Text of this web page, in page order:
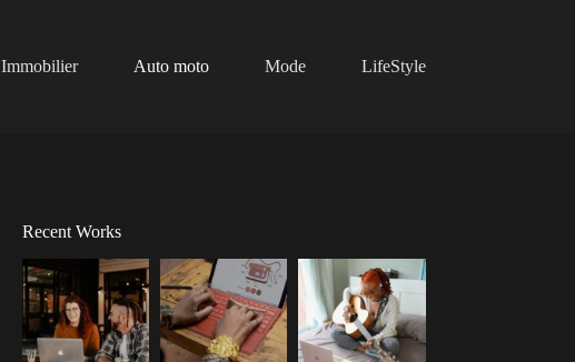
Immobilier
Auto moto Mode LifeStyle
Recent Works